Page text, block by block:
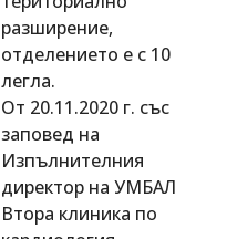
разширение,
отделението е с 10
легла.
От 20.11.2020 г. със
заповед на
Изпълнителния
директор на УМБАЛ
Втора клиника по